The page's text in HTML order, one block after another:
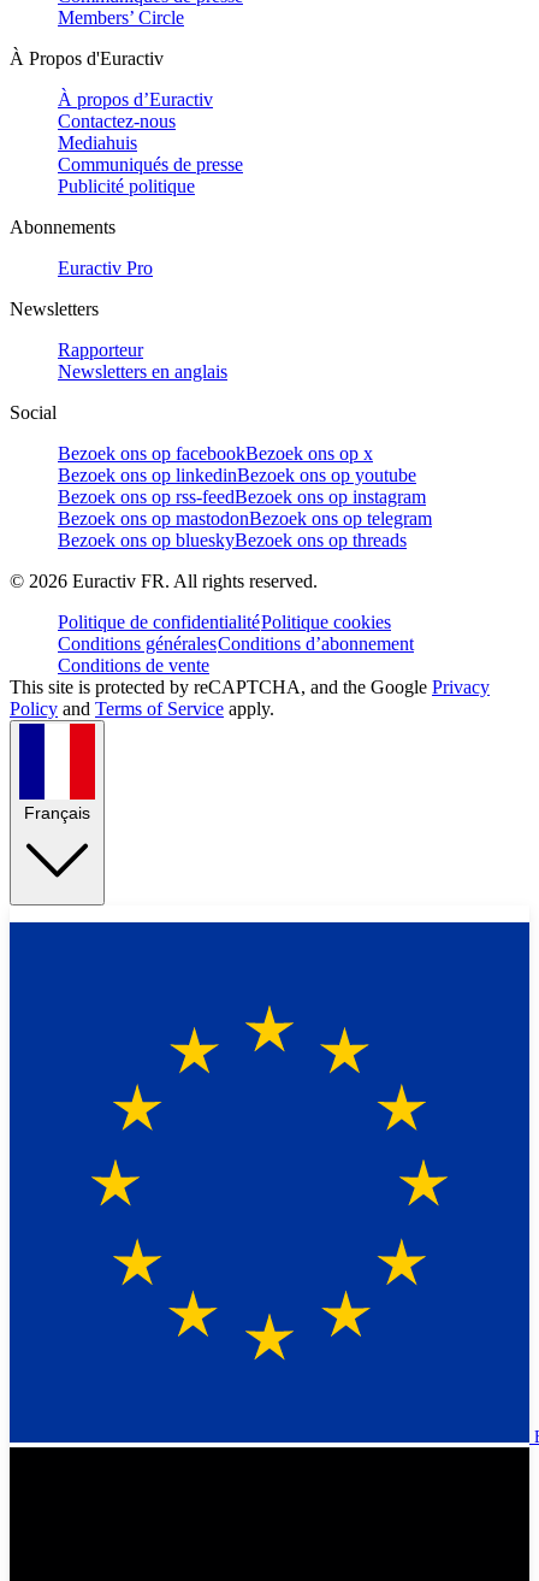
Members’ Circle
À Propos d'Euractiv
À propos d’Euractiv
Contactez-nous
Mediahuis
Communiqués de presse
Publicité politique
Abonnements
Euractiv Pro
Newsletters
Rapporteur
Newsletters en anglais
Social
Bezoek ons op facebookBezoek ons op x
Bezoek ons op linkedinBezoek ons op youtube
Bezoek ons op rss-feedBezoek ons op instagram
Bezoek ons op mastodonBezoek ons op telegram
Bezoek ons op blueskyBezoek ons op threads
© 2026 Euractiv FR. All rights reserved.
Politique de confidentialitéPolitique cookies
Conditions généralesConditions d’abonnement
Conditions de vente
This site is protected by reCAPTCHA, and the Google Privacy
Policy and Terms of Service apply.
Français